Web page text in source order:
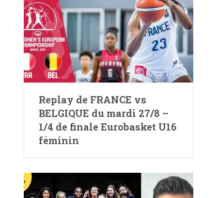
Replay de FRANCE vs
BELGIQUE du mardi 27/8 –
1/4 de finale Eurobasket U16
féminin